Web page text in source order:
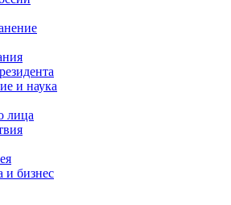
и наука
лица
и бизнес